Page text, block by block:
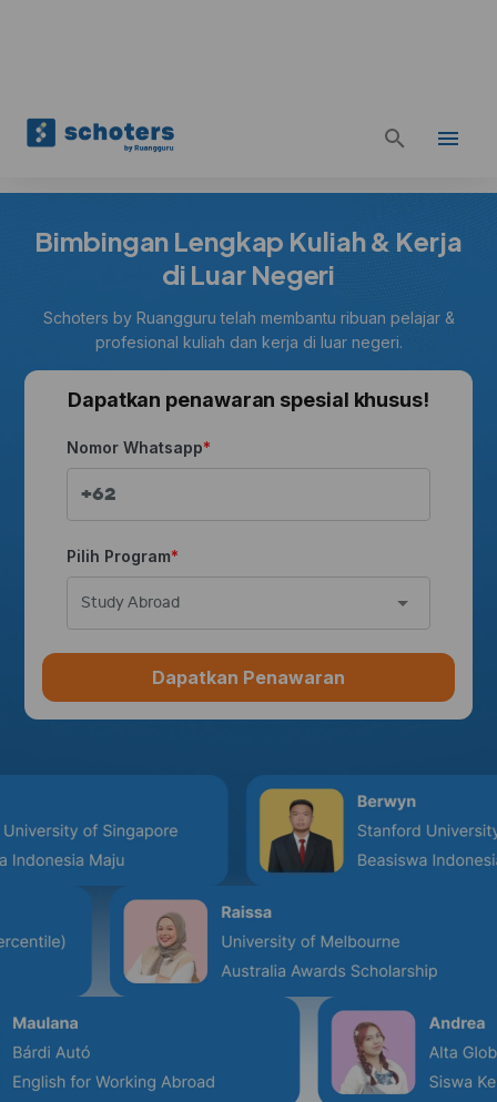
Bimbingan Lengkap Kuliah & Kerja
di Luar Negeri
Schoters by Ruangguru telah membantu ribuan pelajar &
profesional kuliah dan kerja di luar negeri.
Dapatkan penawaran spesial khusus!
Nomor Whatsapp
+62
Pilih Program
Study Abroad
Dapatkan Penawaran